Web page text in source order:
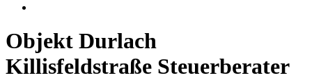
Objekt Durlach
Killisfeldstraße Steuerberater